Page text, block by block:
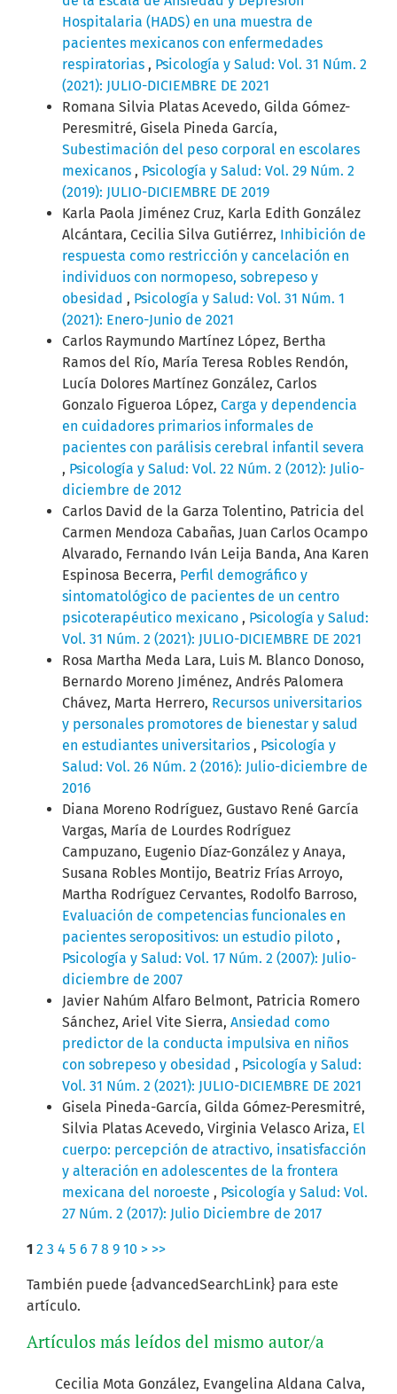
Hospitalaria (HADS) en una muestra de
pacientes mexicanos con enfermedades
respiratorias , Psicología y Salud: Vol. 31 Núm. 2
(2021): JULIO-DICIEMBRE DE 2021
Romana Silvia Platas Acevedo, Gilda Gómez-
Peresmitré, Gisela Pineda García,
Subestimación del peso corporal en escolares
mexicanos , Psicología y Salud: Vol. 29 Núm. 2
(2019): JULIO-DICIEMBRE DE 2019
Karla Paola Jiménez Cruz, Karla Edith González
Alcántara, Cecilia Silva Gutiérrez, Inhibición de
respuesta como restricción y cancelación en
individuos con normopeso, sobrepeso y
obesidad , Psicología y Salud: Vol. 31 Núm. 1
(2021): Enero-Junio de 2021
Carlos Raymundo Martínez López, Bertha
Ramos del Río, María Teresa Robles Rendón,
Lucía Dolores Martínez González, Carlos
Gonzalo Figueroa López, Carga y dependencia
en cuidadores primarios informales de
pacientes con parálisis cerebral infantil severa
, Psicología y Salud: Vol. 22 Núm. 2 (2012): Julio-
diciembre de 2012
Carlos David de la Garza Tolentino, Patricia del
Carmen Mendoza Cabañas, Juan Carlos Ocampo
Alvarado, Fernando Iván Leija Banda, Ana Karen
Espinosa Becerra, Perfil demográfico y
sintomatológico de pacientes de un centro
psicoterapéutico mexicano , Psicología y Salud:
Vol. 31 Núm. 2 (2021): JULIO-DICIEMBRE DE 2021
Rosa Martha Meda Lara, Luis M. Blanco Donoso,
Bernardo Moreno Jiménez, Andrés Palomera
Chávez, Marta Herrero, Recursos universitarios
y personales promotores de bienestar y salud
en estudiantes universitarios , Psicología y
Salud: Vol. 26 Núm. 2 (2016): Julio-diciembre de
2016
Diana Moreno Rodríguez, Gustavo René García
Vargas, María de Lourdes Rodríguez
Campuzano, Eugenio Díaz-González y Anaya,
Susana Robles Montijo, Beatriz Frías Arroyo,
Martha Rodríguez Cervantes, Rodolfo Barroso,
Evaluación de competencias funcionales en
pacientes seropositivos: un estudio piloto ,
Psicología y Salud: Vol. 17 Núm. 2 (2007): Julio-
diciembre de 2007
Javier Nahúm Alfaro Belmont, Patricia Romero
Sánchez, Ariel Vite Sierra, Ansiedad como
predictor de la conducta impulsiva en niños
con sobrepeso y obesidad , Psicología y Salud:
Vol. 31 Núm. 2 (2021): JULIO-DICIEMBRE DE 2021
Gisela Pineda-García, Gilda Gómez-Peresmitré,
Silvia Platas Acevedo, Virginia Velasco Ariza, El
cuerpo: percepción de atractivo, insatisfacción
y alteración en adolescentes de la frontera
mexicana del noroeste , Psicología y Salud: Vol.
27 Núm. 2 (2017): Julio Diciembre de 2017
1 2 3 4 5 6 7 8 9 10 > >>
También puede {advancedSearchLink} para este
artículo.
Artículos más leídos del mismo autor/a
Cecilia Mota González, Evangelina Aldana Calva,